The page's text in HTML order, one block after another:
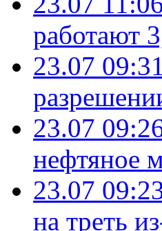
работают
23.07 09:31
23.07
нефтяное
23.07
на треть